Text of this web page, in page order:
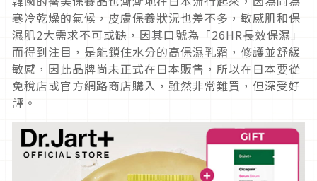
寒冷乾燥的氣候，皮膚保養狀況也差不多，敏感肌和保
濕肌2大需求不可或缺，因其口號為「26HR長效保濕」
而得到注目，是能鎖住水分的高保濕乳霜，修護並舒緩
敏感，因此品牌尚未正式在日本販售，所以在日本要從
免稅店或官方網路商店購入，雖然非常難買，但深受好
評。